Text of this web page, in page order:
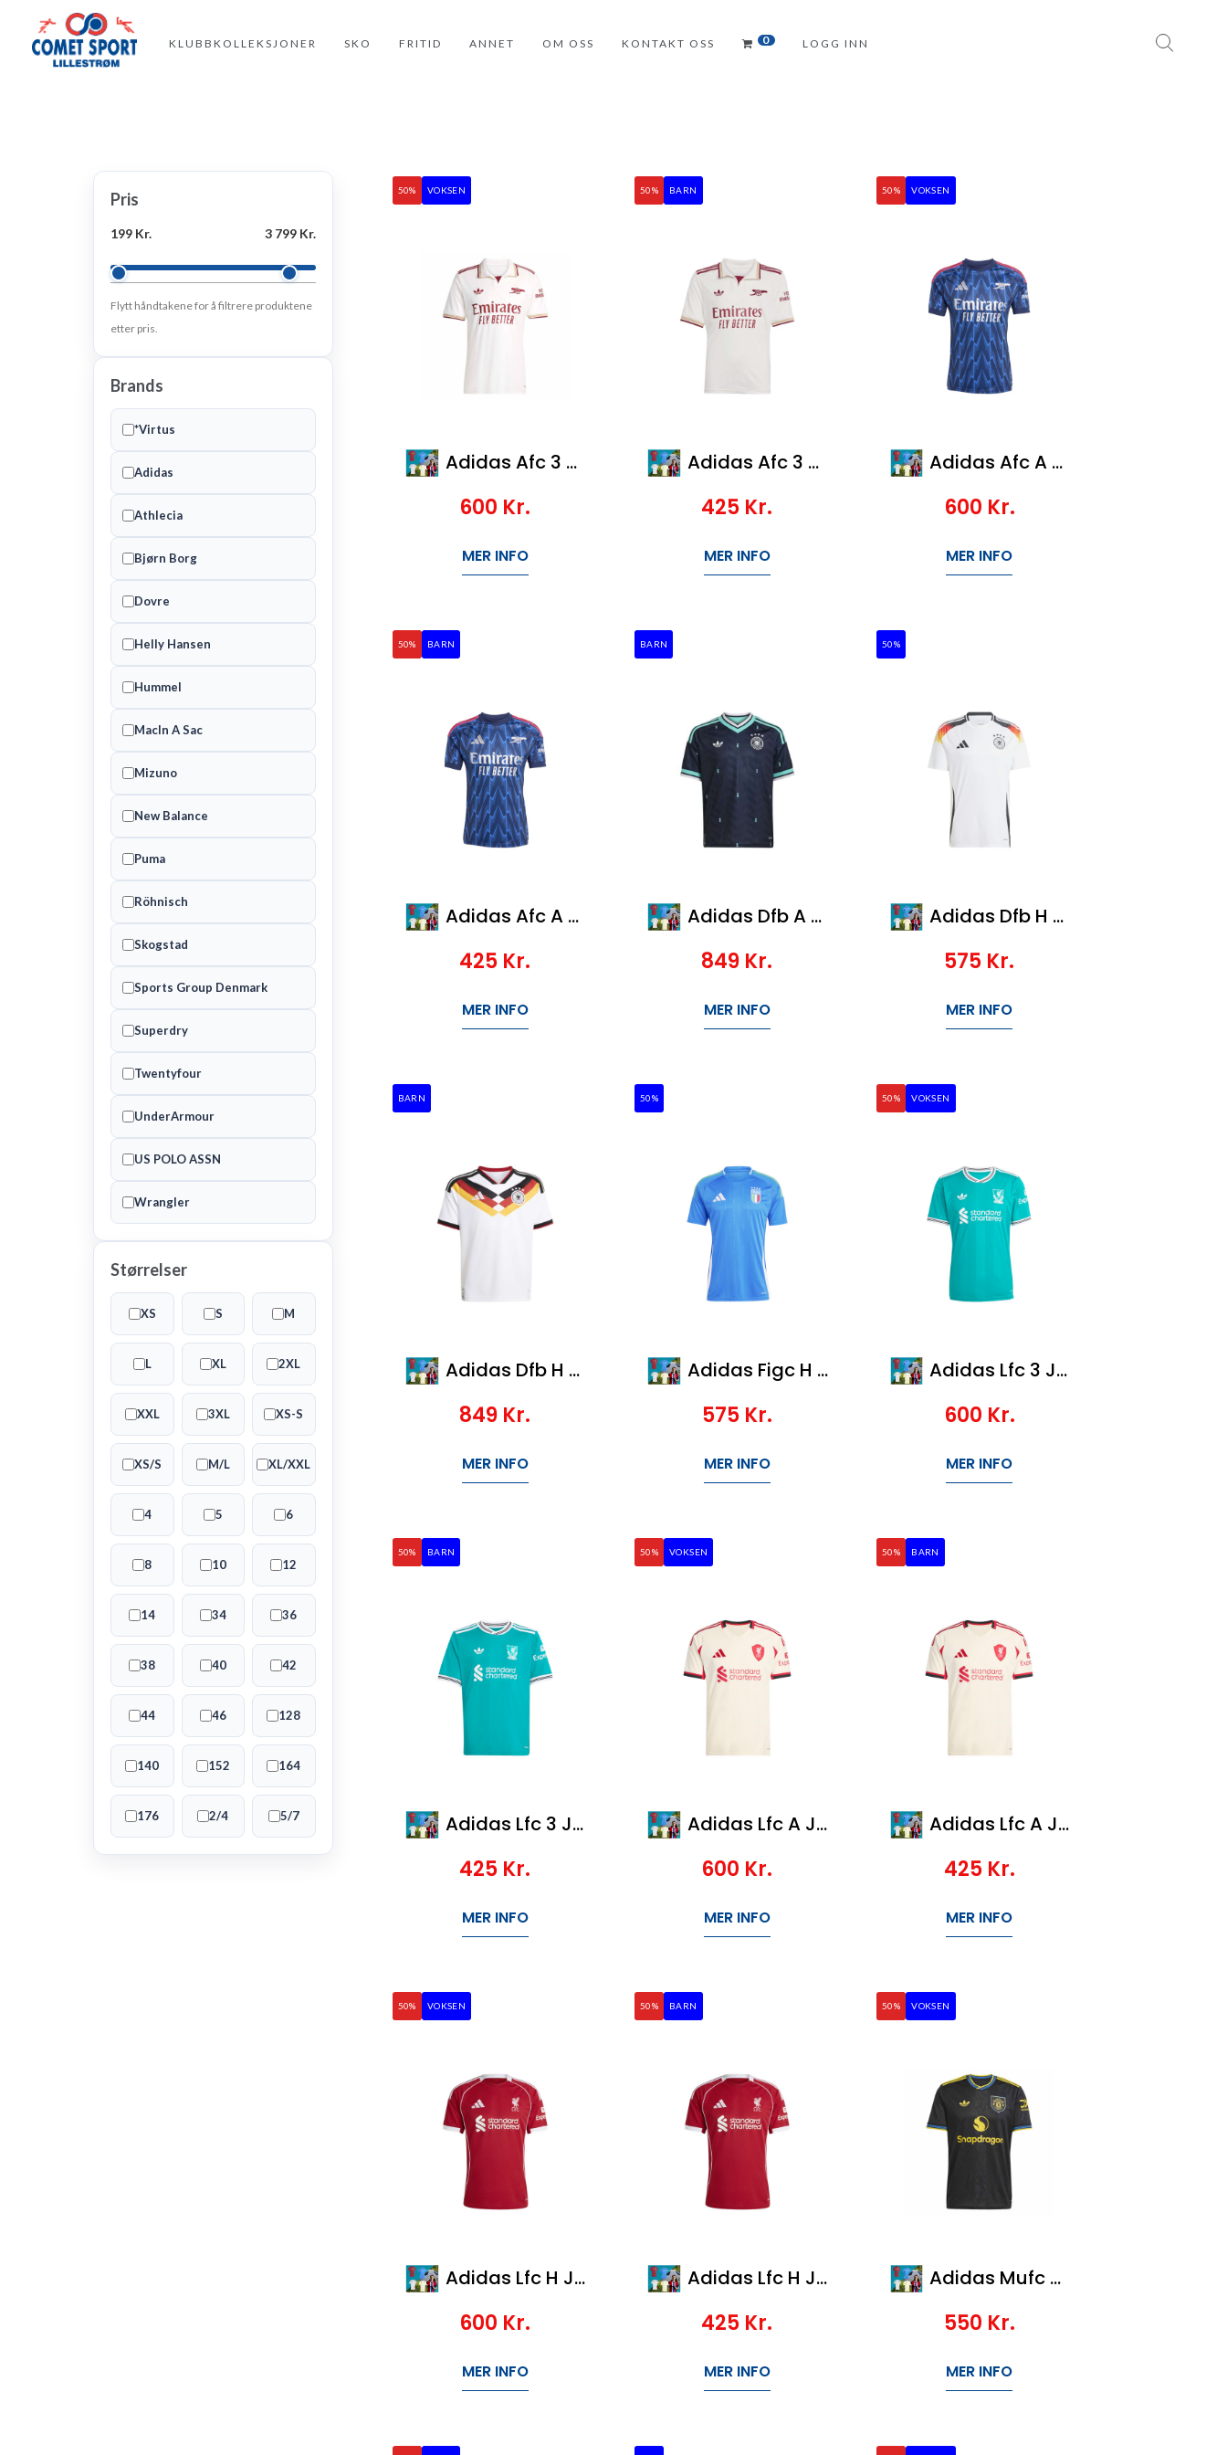
KLUBBKOLLEKSJONER SKO FRITID ANNET OM OSS KONTAKT OSS 0 LOGG INN
Pris
199 Kr. 3 799 Kr.
Flytt håndtakene for å filtrere produktene
etter pris.
Brands
*Virtus
Adidas
Athlecia
Bjørn Borg
Dovre
Helly Hansen
Hummel
MacIn A Sac
Mizuno
New Balance
Puma
Röhnisch
Skogstad
Sports Group Denmark
Superdry
Twentyfour
UnderArmour
US POLO ASSN
Wrangler
Størrelser
XS S M
L XL 2XL
XXL 3XL XS-S
XS/S M/L XL/XXL
4 5 6
8 10 12
14 34 36
38 40 42
44 46 128
140 152 164
176 2/4 5/7
50% VOKSEN
Adidas Afc 3 Jsy
600 Kr.
MER INFO
50% BARN
Adidas Afc 3 Jsy Y
425 Kr.
MER INFO
50% VOKSEN
Adidas Afc A Jsy
600 Kr.
MER INFO
50% BARN
Adidas Afc A Jsy Y
425 Kr.
MER INFO
BARN
Adidas Dfb A Jsy Y
849 Kr.
MER INFO
50%
Adidas Dfb H Jsy
575 Kr.
MER INFO
BARN
Adidas Dfb H Jsy Y
849 Kr.
MER INFO
50%
Adidas Figc H Jsy
575 Kr.
MER INFO
50% VOKSEN
Adidas Lfc 3 Jsy
600 Kr.
MER INFO
50% BARN
Adidas Lfc 3 Jsy Y
425 Kr.
MER INFO
50% VOKSEN
Adidas Lfc A Jsy
600 Kr.
MER INFO
50% BARN
Adidas Lfc A Jsy Y
425 Kr.
MER INFO
50% VOKSEN
Adidas Lfc H Jsy
600 Kr.
MER INFO
50% BARN
Adidas Lfc H Jsy Y
425 Kr.
MER INFO
50% VOKSEN
Adidas Mufc 3 Jsy
550 Kr.
MER INFO